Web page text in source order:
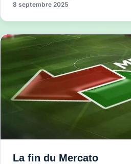
8 septembre 2025
La fin du Mercato